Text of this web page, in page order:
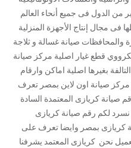
من الدول فى جميع أنحاء العالم
مجال إنتاج الأجهزة المنزلية
والمحافظات صيانة غسالة و ثلاجة
قطع غيار اصلية مركز صيانة
بغيرها اصلية اماكن وارقام
مركز صيانة اون لاين بمصر تعرف
كريازى المعتمدة السادة
نسرد لكم رقم صيانة كريازى
كريازى بمصر وايضا تعرف على
نحن كريازى المعتمد يشرفنا